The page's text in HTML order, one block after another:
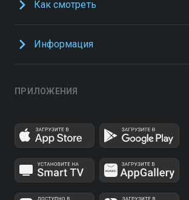
Как смотреть
Информация
ПРИЛОЖЕНИЯ